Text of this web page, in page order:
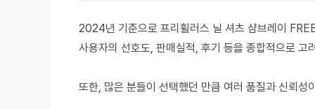
2024년 기준으로 프리휠러스 닐 셔츠 샴브레이
사용자의 선호도, 판매실적, 후기 등을 종합적으로 고
또한, 많은 분들이 선택했던 만큼 여러 품질과 신뢰